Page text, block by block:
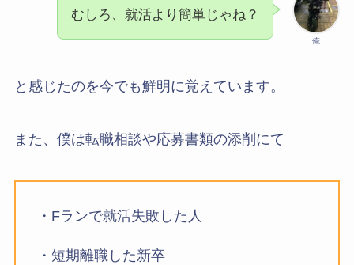
俺
むしろ、就活より簡単じゃね？
と感じたのを今でも鮮明に覚えています。
また、僕は転職相談や応募書類の添削にて
・Fランで就活失敗した人
・短期離職した新卒